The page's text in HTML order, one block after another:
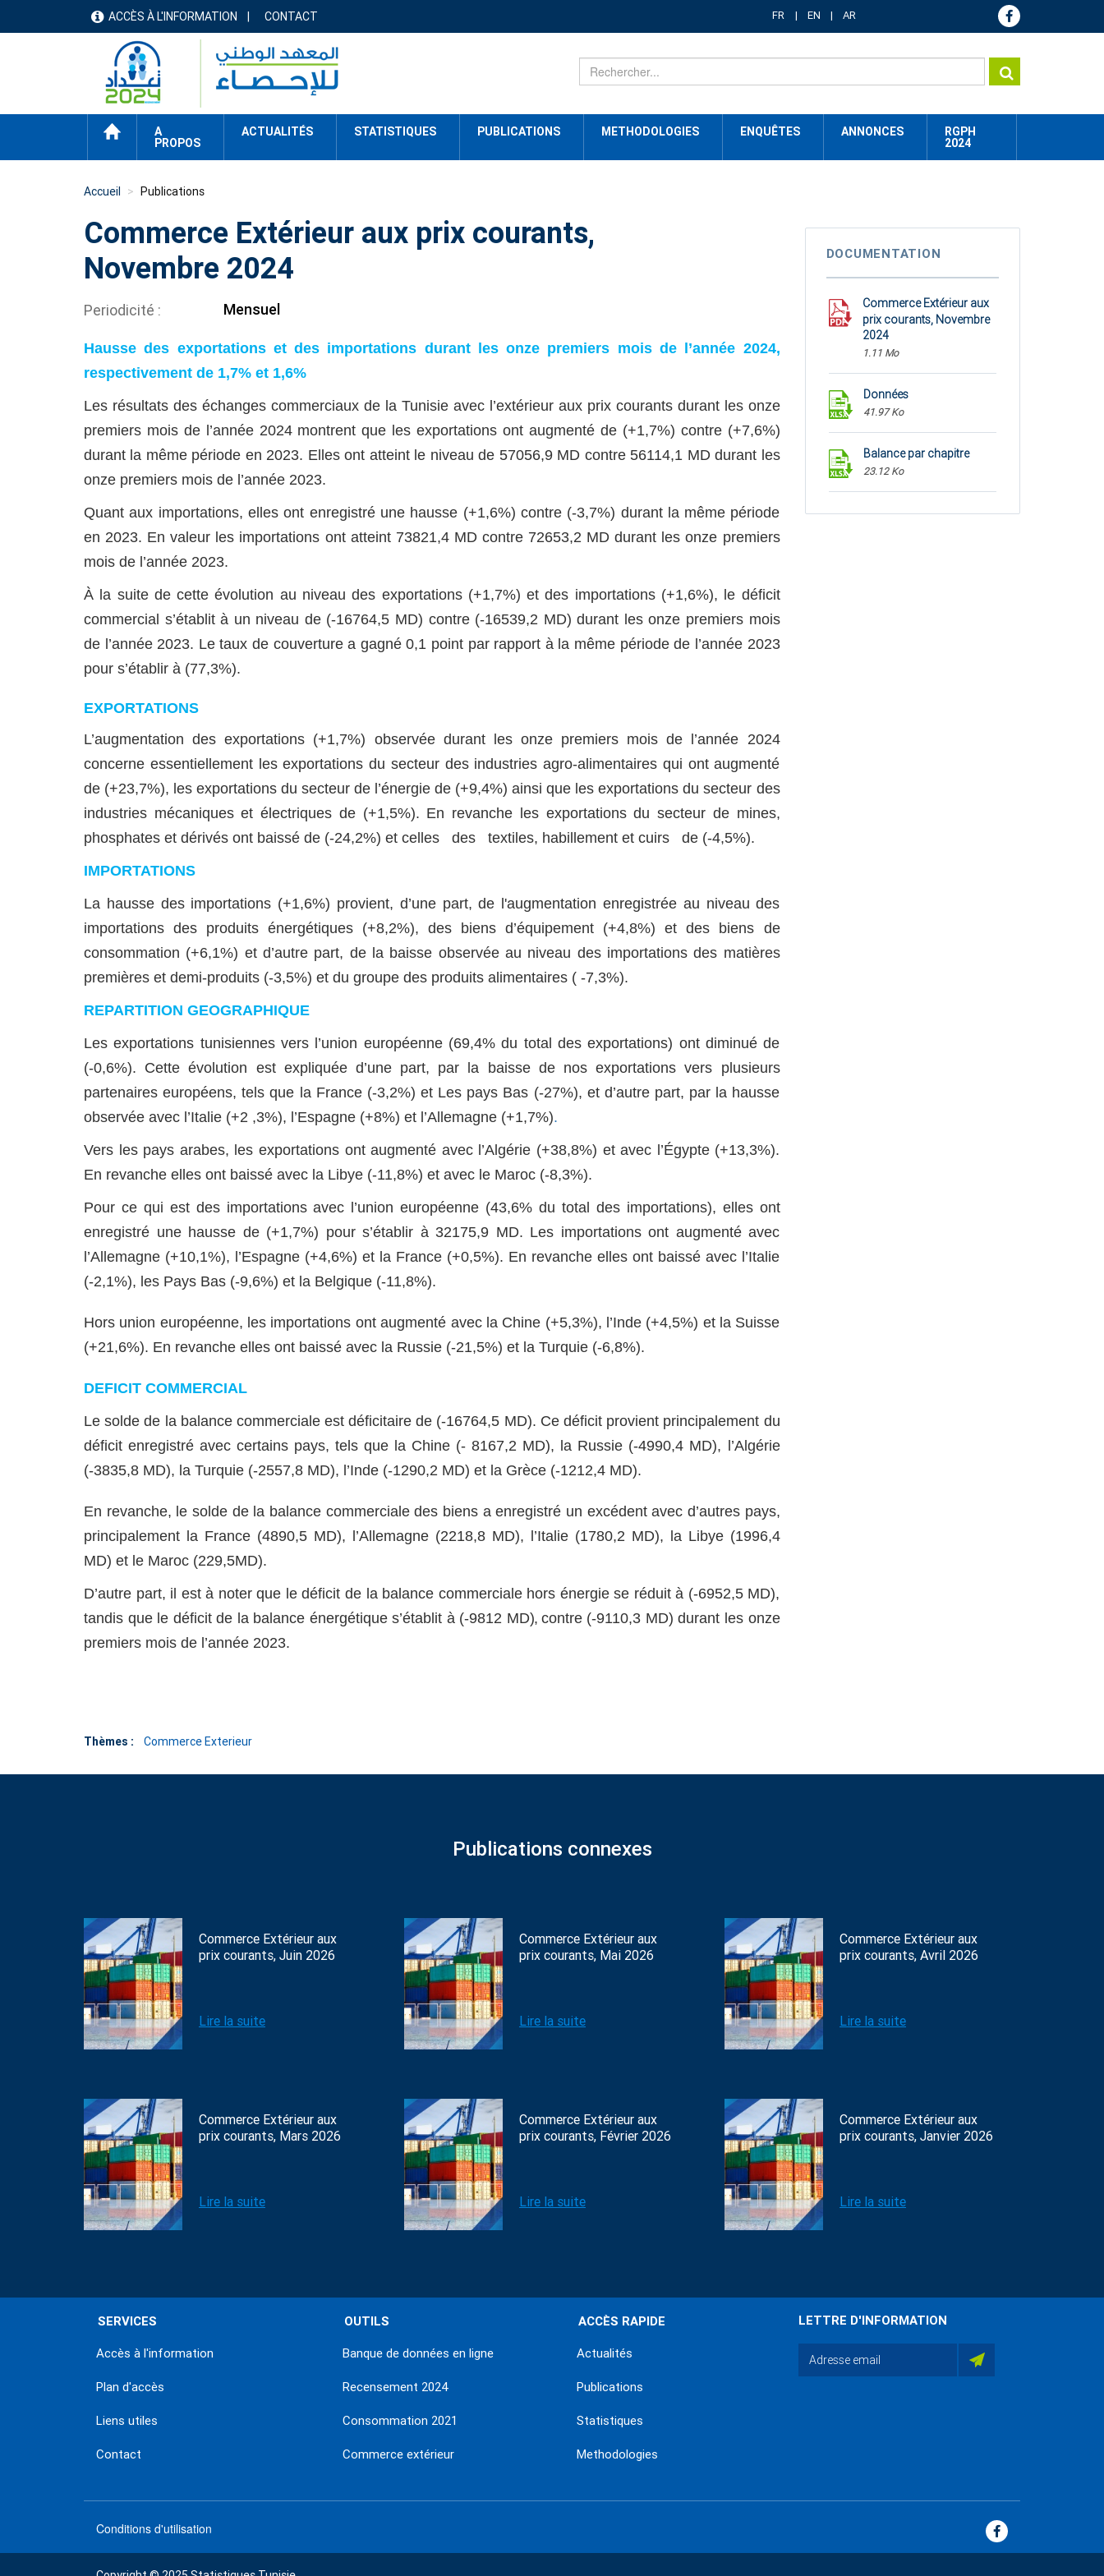
menu
header
ACCÈS À L'INFORMATION CONTACT FR EN AR
ACCUEIL
A
PROPOS
ACTUALITÉS STATISTIQUES PUBLICATIONS METHODOLOGIES ENQUÊTES ANNONCES
RGPH
2024
Accueil Publications
Commerce Extérieur aux prix courants,
Novembre 2024
Periodicité Mensuel
Hausse des exportations et des importations durant les onze premiers mois de l’année 2024,
respectivement de 1,7% et 1,6%
Les résultats des échanges commerciaux de la Tunisie avec l’extérieur aux prix courants durant les onze
premiers mois de l’année 2024 montrent que les exportations ont augmenté de (+1,7%) contre (+7,6%)
durant la même période en 2023. Elles ont atteint le niveau de 57056,9 MD contre 56114,1 MD durant les
onze premiers mois de l’année 2023.
Quant aux importations, elles ont enregistré une hausse (+1,6%) contre (-3,7%) durant la même période
en 2023. En valeur les importations ont atteint 73821,4 MD contre 72653,2 MD durant les onze premiers
mois de l’année 2023.
À la suite de cette évolution au niveau des exportations (+1,7%) et des importations (+1,6%), le déficit
commercial s’établit à un niveau de (-16764,5 MD) contre (-16539,2 MD) durant les onze premiers mois
de l’année 2023. Le taux de couverture a gagné 0,1 point par rapport à la même période de l’année 2023
pour s’établir à (77,3%).
EXPORTATIONS
L’augmentation des exportations (+1,7%) observée durant les onze premiers mois de l’année 2024
concerne essentiellement les exportations du secteur des industries agro-alimentaires qui ont augmenté
de (+23,7%), les exportations du secteur de l’énergie de (+9,4%) ainsi que les exportations du secteur des
industries mécaniques et électriques de (+1,5%). En revanche les exportations du secteur de mines,
phosphates et dérivés ont baissé de (-24,2%) et celles des textiles, habillement et cuirs de (-4,5%).
IMPORTATIONS
La hausse des importations (+1,6%) provient, d’une part, de l'augmentation enregistrée au niveau des
importations des produits énergétiques (+8,2%), des biens d’équipement (+4,8%) et des biens de
consommation (+6,1%) et d’autre part, de la baisse observée au niveau des importations des matières
premières et demi-produits (-3,5%) et du groupe des produits alimentaires ( -7,3%).
REPARTITION GEOGRAPHIQUE
Les exportations tunisiennes vers l’union européenne (69,4% du total des exportations) ont diminué de
(-0,6%). Cette évolution est expliquée d’une part, par la baisse de nos exportations vers plusieurs
partenaires européens, tels que la France (-3,2%) et Les pays Bas (-27%), et d’autre part, par la hausse
observée avec l’Italie (+2 ,3%), l’Espagne (+8%) et l’Allemagne (+1,7%).
Vers les pays arabes, les exportations ont augmenté avec l’Algérie (+38,8%) et avec l’Égypte (+13,3%).
En revanche elles ont baissé avec la Libye (-11,8%) et avec le Maroc (-8,3%).
Pour ce qui est des importations avec l’union européenne (43,6% du total des importations), elles ont
enregistré une hausse de (+1,7%) pour s’établir à 32175,9 MD. Les importations ont augmenté avec
l’Allemagne (+10,1%), l’Espagne (+4,6%) et la France (+0,5%). En revanche elles ont baissé avec l’Italie
(-2,1%), les Pays Bas (-9,6%) et la Belgique (-11,8%).
Hors union européenne, les importations ont augmenté avec la Chine (+5,3%), l’Inde (+4,5%) et la Suisse
(+21,6%). En revanche elles ont baissé avec la Russie (-21,5%) et la Turquie (-6,8%).
DEFICIT COMMERCIAL
Le solde de la balance commerciale est déficitaire de (-16764,5 MD). Ce déficit provient principalement du
déficit enregistré avec certains pays, tels que la Chine (- 8167,2 MD), la Russie (-4990,4 MD), l’Algérie
(-3835,8 MD), la Turquie (-2557,8 MD), l’Inde (-1290,2 MD) et la Grèce (-1212,4 MD).
En revanche, le solde de la balance commerciale des biens a enregistré un excédent avec d’autres pays,
principalement la France (4890,5 MD), l’Allemagne (2218,8 MD), l’Italie (1780,2 MD), la Libye (1996,4
MD) et le Maroc (229,5MD).
D’autre part, il est à noter que le déficit de la balance commerciale hors énergie se réduit à (-6952,5 MD),
tandis que le déficit de la balance énergétique s’établit à (-9812 MD),contre (-9110,3 MD) durant les onze
premiers mois de l’année 2023.
Thèmes : Commerce Exterieur
DOCUMENTATION
Commerce Extérieur aux
prix courants, Novembre
2024
1.11 Mo
Données
41.97 Ko
Balance par chapitre
23.12 Ko
Balance par pays
Publications connexes
Commerce Extérieur aux
prix courants, Juin 2026
Lire la suite
Commerce Extérieur aux
prix courants, Mai 2026
Lire la suite
Commerce Extérieur aux
prix courants, Avril 2026
Lire la suite
Commerce Extérieur aux
prix courants, Mars 2026
Lire la suite
Commerce Extérieur aux
prix courants, Février 2026
Lire la suite
Commerce Extérieur aux
prix courants, Janvier 2026
Lire la suite
SERVICES
Accès à l'information
Plan d'accès
Liens utiles
Contact
OUTILS
Banque de données en ligne
Recensement 2024
Consommation 2021
Commerce extérieur
ACCÈS RAPIDE
Actualités
Publications
Statistiques
Methodologies
LETTRE D'INFORMATION
menu
Conditions d'utilisation